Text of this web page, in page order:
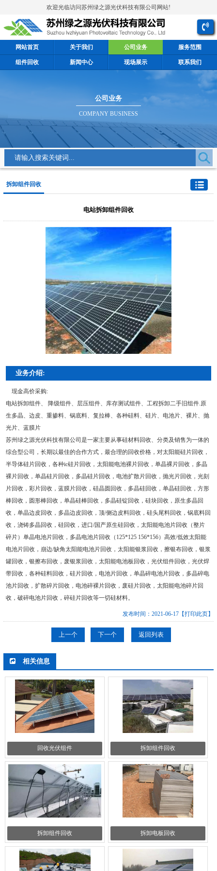
欢迎光临访问苏州绿之源光伏科技有限公司网站!
网站首页 关于我们 公司业务 服务范围
组件回收 新闻中心 现场展示 联系我们
公司业务
COMPANY BUSINESS
拆卸组件回收
电站拆卸组件回收
业务介绍:
现金高价采购:
电站拆卸组件、 降级组件、层压组件、库存测试组件、工程拆卸二手旧组件.原
生多晶、边皮、重掺料、锅底料、复拉棒、各种硅料、硅片、电池片、裸片、抛
光片、蓝膜片
苏州绿之源光伏科技有限公司是一家主要从事硅材料回收、分类及销售为一体的
综合型公司，长期以最佳的合作方式，最合理的回收价格，对太阳能硅片回收，
半导体硅片回收，各种ic硅片回收，太阳能电池裸片回收，单晶裸片回收，多晶
裸片回收，单晶硅片回收，多晶硅片回收，电池扩散片回收，抛光片回收，光刻
片回收，彩片回收，蓝膜片回收，硅晶圆回收，多晶硅回收，单晶硅回收，方形
棒回收，圆形棒回收，单晶硅棒回收，多晶硅锭回收，硅块回收，原生多晶回
收，单晶边皮回收，多晶边皮回收，顶/侧边皮料回收，硅头尾料回收，锅底料回
收，浇铸多晶回收，硅回收，进口/国产原生硅回收，太阳能电池片回收（整片
碎片）单晶电池片回收，多晶电池片回收（125*125 156*156）高效/低效太阳能
电池片回收，崩边/缺角太阳能电池片回收，太阳能银浆回收，擦银布回收，银浆
罐回收，银擦布回收，废银浆回收，太阳能电池板回收，光伏组件回收，光伏焊
带回收，各种硅料回收，硅片回收，电池片回收，单晶碎电池片回收，多晶碎电
池片回收，扩散碎片回收，电池碎裸片回收，废硅片回收，太阳能电池碎片回
收，破碎电池片回收，碎硅片回收等一切硅材料。
发布时间：2021-06-17 【打印此页】
上一个 下一个 返回列表
相关信息
回收光伏组件 拆卸组件回收
拆卸组件回收 拆卸电板回收